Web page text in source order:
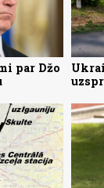
par Džo